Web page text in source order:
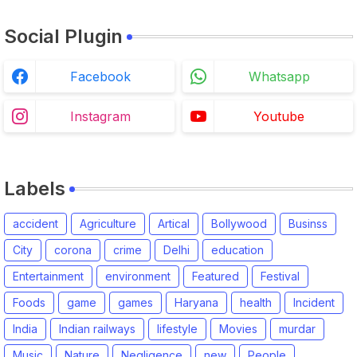
Social Plugin
Facebook Whatsapp
Instagram Youtube
Labels
accident Agriculture Artical Bollywood
Businss
City
corona crime Delhi
education
Entertainment
environment Featured
Festival
Foods
game games Haryana health
Incident
India
Indian railways lifestyle Movies
murdar